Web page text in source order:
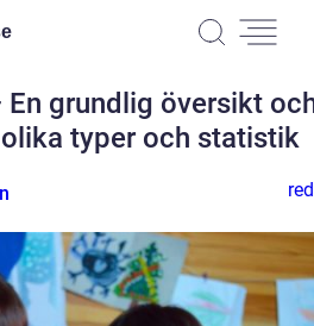
grundlig översikt
typer och statistik